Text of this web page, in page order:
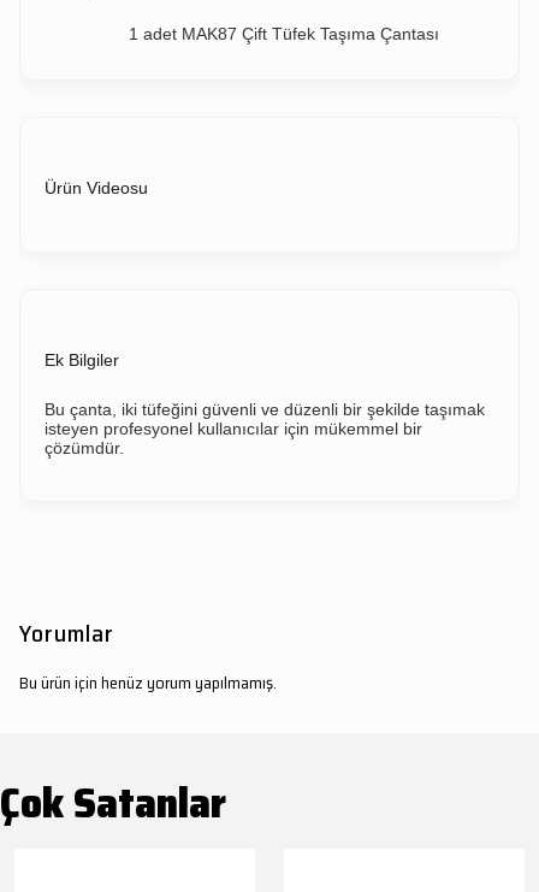
1 adet MAK87 Çift Tüfek Taşıma Çantası
Ürün Videosu
Ek Bilgiler
Bu çanta, iki tüfeğini güvenli ve düzenli bir şekilde taşımak
isteyen profesyonel kullanıcılar için mükemmel bir
çözümdür.
Yorumlar
Bu ürün için henüz yorum yapılmamış.
Çok Satanlar